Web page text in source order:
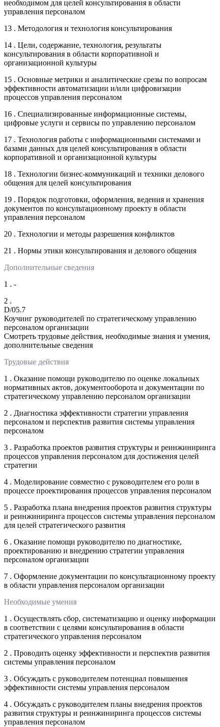
необходимом для целей консультирования в области
управления персоналом
13 . Методология и технология консультирования
14 . Цели, содержание, технология, результаты
консультирования в области корпоративной и
организационной культуры
15 . Основные метрики и аналитические срезы по вопросам
эффективности автоматизации и/или цифровизации
процессов управления персоналом
16 . Специализированные информационные системы,
цифровые услуги и сервисы по управлению персоналом
17 . Технология работы с информационными системами и
базами данных для целей консультирования в области
корпоративной и организационной культуры
18 . Технологии бизнес-коммуникаций и техники делового
общения для целей консультирования
19 . Порядок подготовки, оформления, ведения и хранения
документов по консультационному проекту в области
управления персоналом
20 . Технологии и методы разрешения конфликтов
21 . Нормы этики консультирования и делового общения
Дополнительные сведения
1 . -
2 .
D/05.7
Коучинг руководителей по стратегическому управлению
персоналом организации
Смотреть трудовые действия, необходимые знания и умения,
дополнительные сведения
Трудовые действия
1 . Оказание помощи руководителю по оценке локальных
нормативных актов, документооборота и документации по
стратегическому управлению персоналом организации
2 . Диагностика эффективности стратегии управления
персоналом и перспектив развития системы управления
персоналом
3 . Разработка проектов развития структуры и реинжиниринга
процессов управления персоналом для достижения целей
стратегии
4 . Моделирование совместно с руководителем его роли в
процессе проектирования процессов управления персоналом
5 . Разработка плана внедрения проектов развития структуры
и реинжиниринга процессов системы управления персоналом
для целей стратегического развития
6 . Оказание помощи руководителю по диагностике,
проектированию и внедрению стратегии управления
персоналом организации
7 . Оформление документации по консультационному проекту
в области управления персоналом организации
Необходимые умения
1 . Осуществлять сбор, систематизацию и оценку информации
в соответствии с целями консультирования в области
стратегического управления персоналом
2 . Проводить оценку эффективности и перспектив развития
системы управления персоналом
3 . Обсуждать с руководителем потенциал повышения
эффективности системы управления персоналом
4 . Обсуждать с руководителем планы внедрения проектов
развития структуры и реинжиниринга процессов системы
управления персоналом